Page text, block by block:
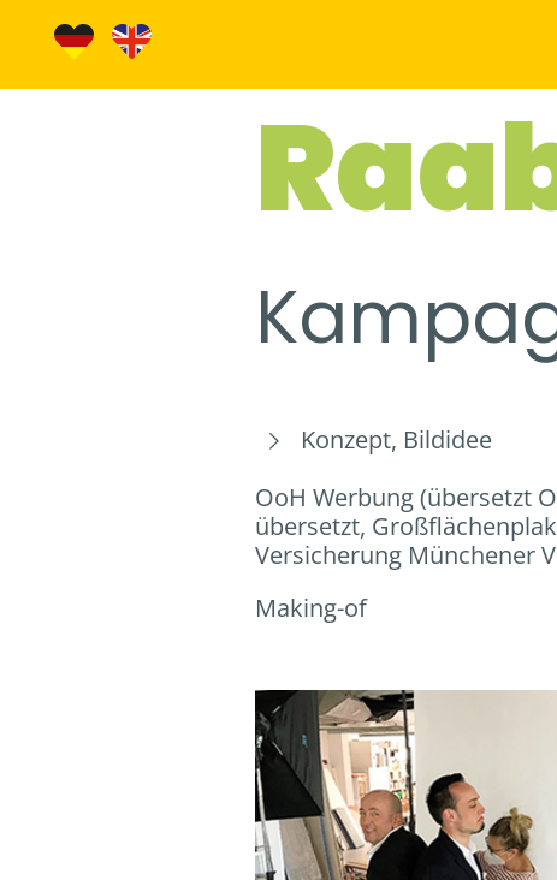
Konzept, Bildidee
OoH Werbung (übersetzt
übersetzt,
Versicherung Münchener
Making-of